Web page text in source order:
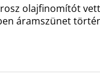
olajfinomítót
áramszünet